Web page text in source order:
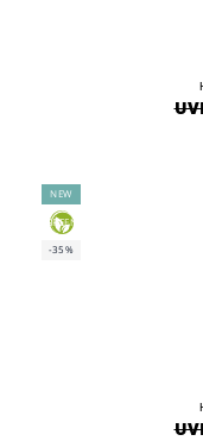
NEW
GREEN
-35%